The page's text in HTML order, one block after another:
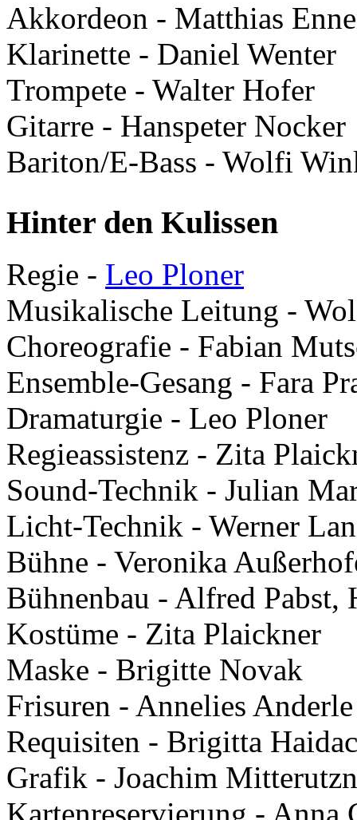
Akkordeon - Matthias
Klarinette - Daniel Wenter
Trompete - Walter Hofer
Gitarre - Hanspeter Nocker
Bariton/E-Bass - Wolfi
Hinter den Kulissen
Regie - Leo Ploner
Musikalische Leitung -
Choreografie - Fabian
Ensemble-Gesang - Fara
Dramaturgie - Leo Ploner
Regieassistenz - Zita
Sound-Technik - Julian
Licht-Technik - Werner
Bühne - Veronika
Bühnenbau - Alfred Pabst,
Kostüme - Zita Plaickner
Maske - Brigitte Novak
Frisuren - Annelies Anderle
Requisiten - Brigitta
Grafik - Joachim